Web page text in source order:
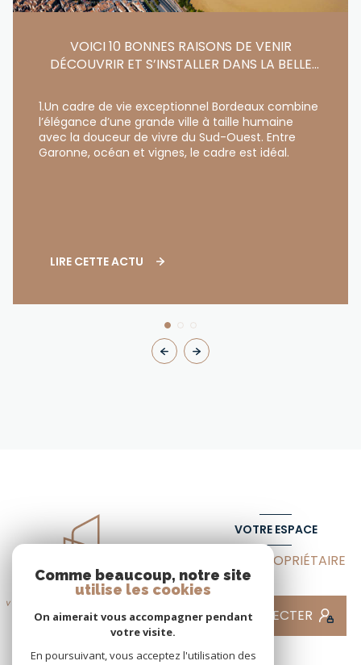
VOICI 10 BONNES RAISONS DE VENIR
DÉCOUVRIR ET S’INSTALLER DANS LA BELLE
1.Un cadre de vie exceptionnel Bordeaux combine
l’élégance d’une grande ville à taille humaine
avec la douceur de vivre du Sud-Ouest. Entre
Garonne, océan et vignes, le cadre est idéal.
LIRE CETTE ACTU
VOTRE ESPACE
ESPACE PROPRIÉTAIRE
SE CONNECTER
Comme beaucoup, notre site
utilise les cookies
On aimerait vous accompagner pendant
votre visite.
En poursuivant, vous acceptez l'utilisation des